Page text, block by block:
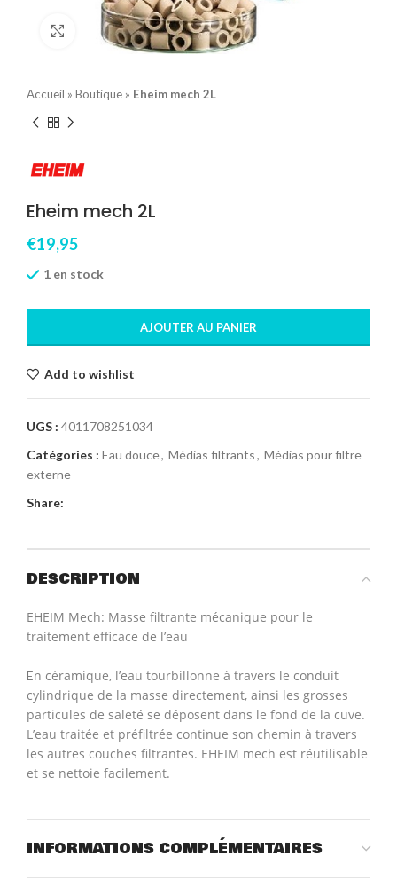
Click to enlarge
Accueil » Boutique » Eheim mech 2L
Eheim mech 2L
€19,95
1 en stock
AJOUTER AU PANIER
Add to wishlist
UGS : 4011708251034
Catégories : Eau douce, Médias filtrants, Médias pour filtre
externe
Share:
DESCRIPTION
EHEIM Mech: Masse filtrante mécanique pour le
traitement efficace de l’eau
En céramique, l’eau tourbillonne à travers le conduit
cylindrique de la masse directement, ainsi les grosses
particules de saleté se déposent dans le fond de la cuve.
L’eau traitée et préfiltrée continue son chemin à travers
les autres couches filtrantes. EHEIM mech est réutilisable
et se nettoie facilement.
INFORMATIONS COMPLÉMENTAIRES